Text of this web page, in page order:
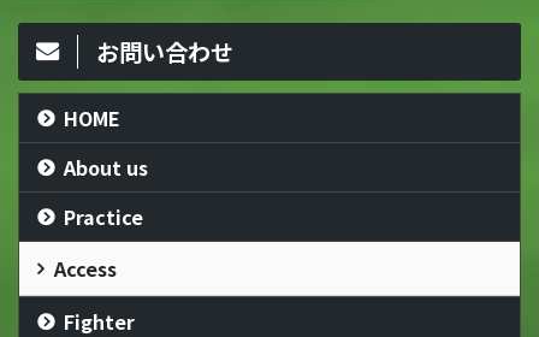
お問い合わせ
HOME
About us
Practice
Access
Fighter